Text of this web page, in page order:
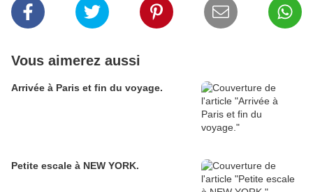
Vous aimerez aussi
Arrivée à Paris et fin du voyage.
Petite escale à NEW YORK.